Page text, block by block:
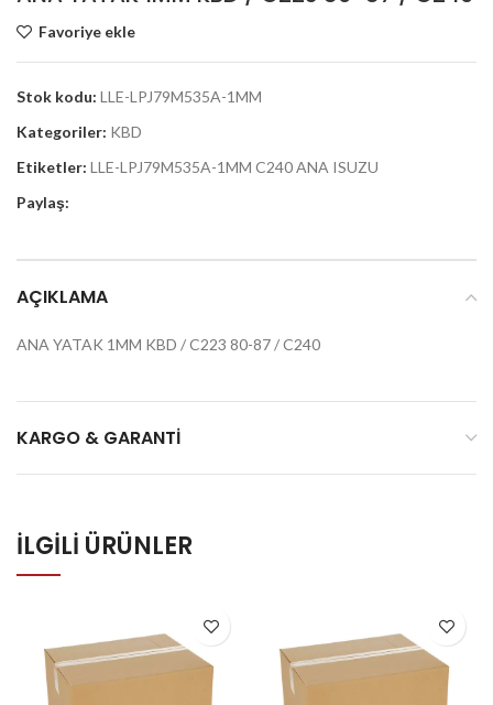
Favoriye ekle
Stok kodu: LLE-LPJ79M535A-1MM
Kategoriler: KBD
Etiketler: LLE-LPJ79M535A-1MM C240 ANA ISUZU
Paylaş:
AÇIKLAMA
ANA YATAK 1MM KBD / C223 80-87 / C240
KARGO & GARANTI
İLGILI ÜRÜNLER